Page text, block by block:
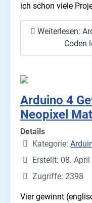
ich schon viele
Weiterlesen:
Coden
Arduino 4
Neopixel
Details
Kategorie:
Erstellt: 08.
Zugriffe: 2398
Vier gewinnt